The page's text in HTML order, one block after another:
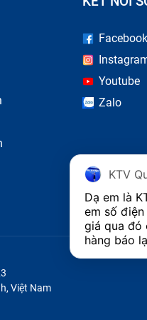
Facebook
Youtube
Zalo
Việt Nam
KTV
Dạ em là
em số
giá qua đó
hàng báo